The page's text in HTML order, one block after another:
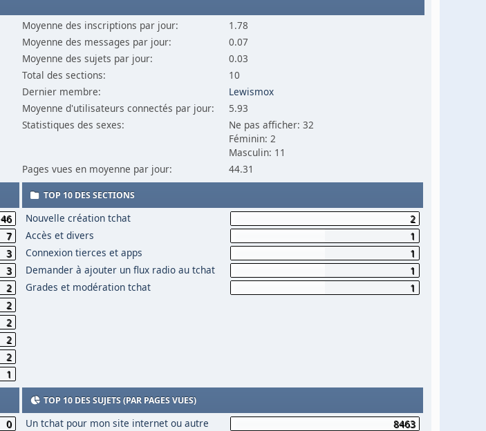
Moyenne des inscriptions par jour:
1.78
Moyenne des messages par jour:
0.07
Moyenne des sujets par jour:
0.03
Total des sections:
10
Dernier membre:
Lewismox
Moyenne d'utilisateurs connectés par jour:
5.93
Statistiques des sexes:
Ne pas afficher: 32
Féminin: 2
Masculin: 11
Pages vues en moyenne par jour:
44.31
46
7
3
3
2
2
2
2
2
1
TOP 10 DES SECTIONS
Nouvelle création tchat
2
Accès et divers
1
Connexion tierces et apps
1
Demander à ajouter un flux radio au tchat
1
Grades et modération tchat
1
0
TOP 10 DES SUJETS (PAR PAGES VUES)
Un tchat pour mon site internet ou autre
8463